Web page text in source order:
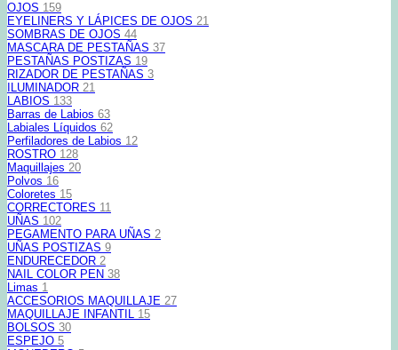
OJOS 159
EYELINERS Y LÁPICES DE OJOS 21
SOMBRAS DE OJOS 44
MASCARA DE PESTAÑAS 37
PESTAÑAS POSTIZAS 19
RIZADOR DE PESTAÑAS 3
ILUMINADOR 21
LABIOS 133
Barras de Labios 63
Labiales Líquidos 62
Perfiladores de Labios 12
ROSTRO 128
Maquillajes 20
Polvos 16
Coloretes 15
CORRECTORES 11
UÑAS 102
PEGAMENTO PARA UÑAS 2
UÑAS POSTIZAS 9
ENDURECEDOR 2
NAIL COLOR PEN 38
Limas 1
ACCESORIOS MAQUILLAJE 27
MAQUILLAJE INFANTIL 15
BOLSOS 30
ESPEJO 5